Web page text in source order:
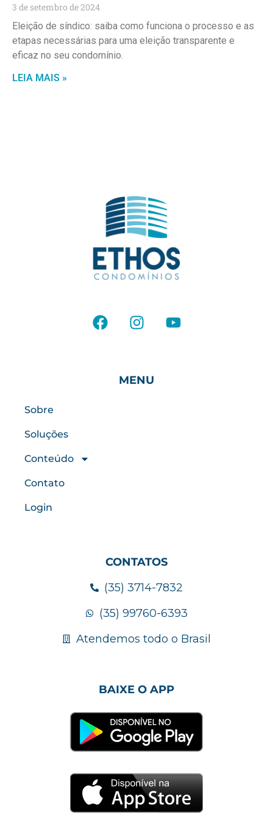
3 de setembro de 2024
Eleição de síndico: saiba como funciona o processo e as
etapas necessárias para uma eleição transparente e
eficaz no seu condomínio.
LEIA MAIS »
MENU
Sobre
Soluções
Conteúdo
Contato
Login
CONTATOS
(35) 3714-7832
(35) 99760-6393
Atendemos todo o Brasil
BAIXE O APP